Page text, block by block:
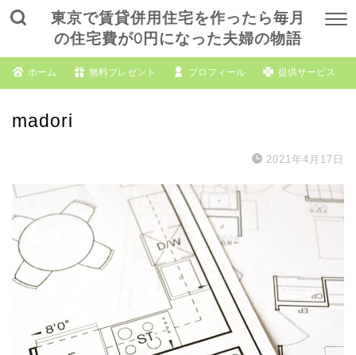
東京で賃貸併用住宅を作ったら毎月
の住宅費が0円になった夫婦の物語
ホーム 無料プレゼント プロフィール 提供サービス
madori
2021年4月17日